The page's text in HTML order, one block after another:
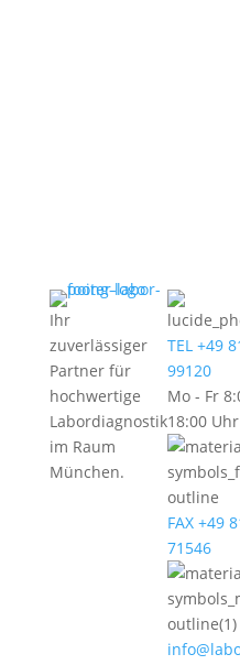
Ihr
zuverlässiger
Partner für
hochwertige
Labordiagnostik
im Raum
München.
TEL +49
99120
Mo - Fr
18:00 Uhr
FAX +49
71546